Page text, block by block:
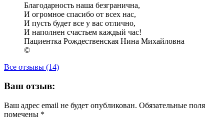
Благодарность наша безгранична,
И огромное спасибо от всех нас,
И пусть будет все у вас отлично,
И наполнен счастьем каждый час!
Пациентка Рождественская Нина Михайловна
©
Все отзывы (14)
Ваш отзыв:
Ваш адрес email не будет опубликован. Обязательные поля
помечены *